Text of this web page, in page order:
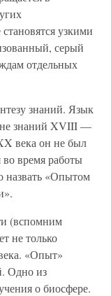
узкими
серый
отдельных
знаний. Язык
знаний XVIII —
века он не был
время работы
«Опытом
(вспомним
не только
«Опыт»
Одно из
о биосфере.